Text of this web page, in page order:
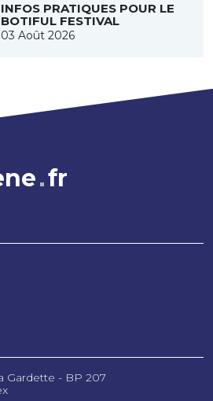
INFOS PRATIQUES POUR LE
BOTIFUL FESTIVAL
03 Août 2026
fr
Gardette - BP 207